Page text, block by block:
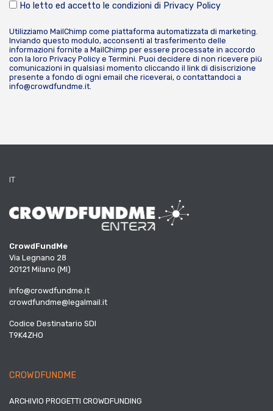
Ho letto ed accetto le condizioni di Privacy Policy
Utilizziamo MailChimp come piattaforma automatizzata di marketing.
Inviando questo modulo, acconsenti al trasferimento delle
informazioni fornite a MailChimp per essere processate in accordo
con la loro Privacy Policy e Termini. Puoi decidere di non ricevere più
comunicazioni in qualsiasi momento cliccando il link di disiscrizione
presente a fondo di ogni email che riceverai, o contattandoci a
info@crowdfundme.it.
IT
CrowdFundMe
Via Legnano 28
20121 Milano (MI)
info@crowdfundme.it
crowdfundme@legalmail.it
Codice Destinatario SDI
T9K4ZHO
CROWDFUNDME
ARCHIVIO PROGETTI CROWDFUNDING